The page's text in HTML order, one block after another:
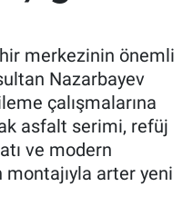
merkezinin önemli
Nazarbayev
çalışmalarına
asfalt serimi, refüj
ve modern
montajıyla arter yeni
Fikstür